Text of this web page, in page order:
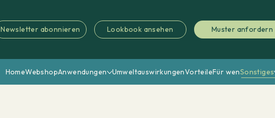
Newsletter abonnieren Lookbook ansehen Muster anfordern
HomeWebshopAnwendungen UmweltauswirkungenVorteileFür wenSonstiges